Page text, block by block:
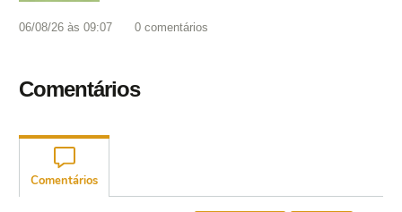
06/08/26 às 09:07 0 comentários
Comentários